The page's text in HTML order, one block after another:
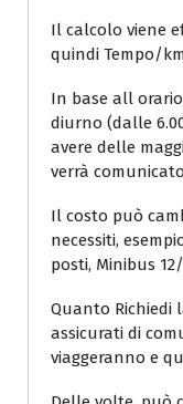
Il calcolo viene
quindi Tempo/
In base all
diurno (dalle
avere delle
verrà
Il costo può
necessiti,
posti, Minibus
Quanto Richiedi
assicurati di
viaggeranno e